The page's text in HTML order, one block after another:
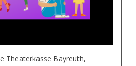
Theaterkasse Bayreuth,